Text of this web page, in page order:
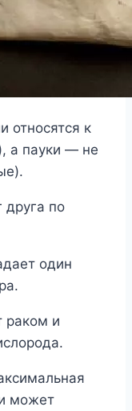
относятся к
а пауки — не
друга по
один
раком и
может